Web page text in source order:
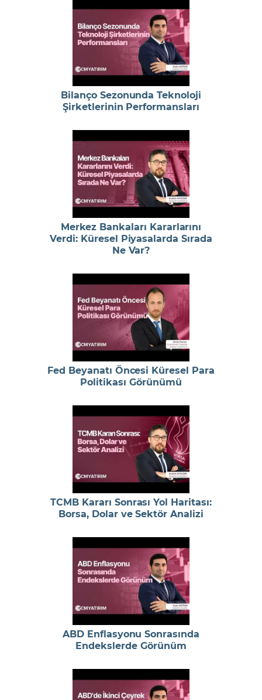
Bilanço Sezonunda Teknoloji
Şirketlerinin Performansları
Merkez Bankaları Kararlarını
Verdi: Küresel Piyasalarda Sırada
Ne Var?
Fed Beyanatı Öncesi Küresel Para
Politikası Görünümü
TCMB Kararı Sonrası Yol Haritası:
Borsa, Dolar ve Sektör Analizi
ABD Enflasyonu Sonrasında
Endekslerde Görünüm